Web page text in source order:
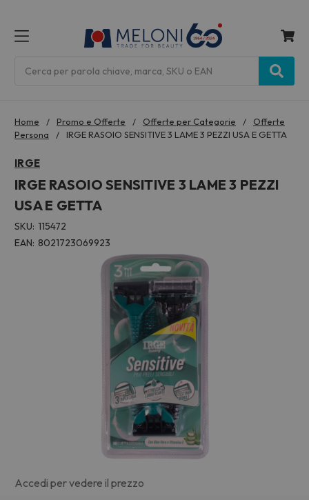
Home Promo e Offerte Offerte per Categorie
Offerte
Persona
IRGE RASOIO SENSITIVE 3 LAME 3 PEZZI USA E GETTA
IRGE
IRGE RASOIO SENSITIVE 3 LAME 3 PEZZI
USA E GETTA
SKU: 115472
EAN: 8021723069923
Accedi per vedere il prezzo